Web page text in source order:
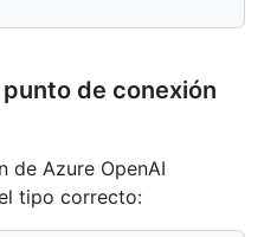
de conexión
de Azure OpenAI
tipo correcto: